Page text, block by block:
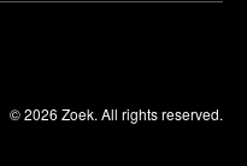
© 2026 Zoek. All rights reserved.